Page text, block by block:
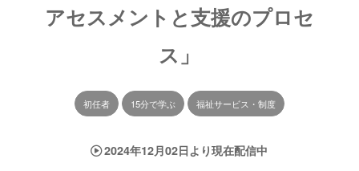
アセスメントと支援のプロセ
ス」
初任者 15分で学ぶ 福祉サービス・制度
2024年12月02日より現在配信中